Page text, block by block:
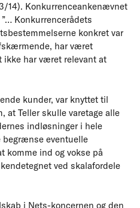
14). Konkurrenceankenævnet
Konkurrencerådets
konkret var
har været
har været relevant at
kunder, var knyttet til
at Teller skulle varetage alle
indløsninger i hele
begrænse eventuelle
komme ind og vokse på
ved skalafordele
i Nets-koncernen og den